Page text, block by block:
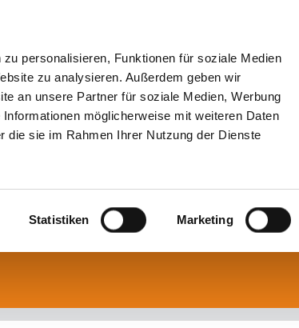
personalisieren, Funktionen für soziale Medien
zu analysieren. Außerdem geben wir
an unsere Partner für soziale Medien, Werbung
möglicherweise mit weiteren Daten
die sie im Rahmen Ihrer Nutzung der Dienste
Statistiken Marketing